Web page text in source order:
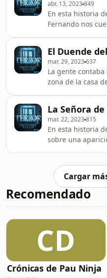
cuentas: Terror
Instagram y
historia aquí:
abr. 13, 2023849
En esta historia
Fernando nos
edificio antiguo.
duendes?
Para contar tu
El Duende
mar. 29, 2023637
La gente
zona de la casa
La Señora
mar. 22, 2023815
En esta historia
sobre una
historia en:
Cargar
Recomendado
CD
Crónicas de Pau Ninja